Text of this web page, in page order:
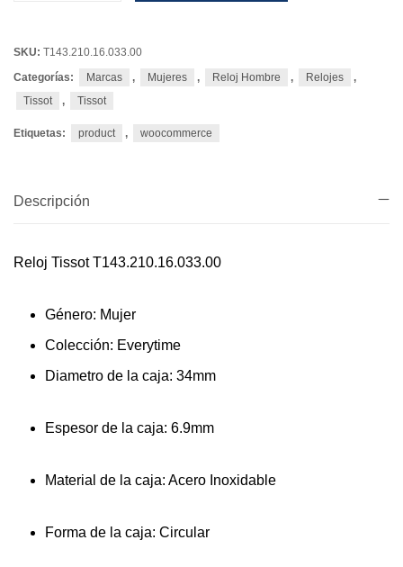
SKU: T143.210.16.033.00
Categorías:
Marcas , Mujeres , Reloj Hombre , Relojes
,
Tissot
, Tissot
Etiquetas: product , woocommerce
Descripción
Reloj Tissot T143.210.16.033.00
Género: Mujer
Colección: Everytime
Diametro de la caja: 34mm
Espesor de la caja: 6.9mm
Material de la caja: Acero Inoxidable
Forma de la caja: Circular